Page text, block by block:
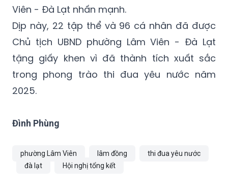
Viên - Đà Lạt nhấn mạnh.
Dịp này, 22 tập thể và 96 cá nhân đã được
Chủ tịch UBND phường Lâm Viên - Đà Lạt
tặng giấy khen vì đã thành tích xuất sắc
trong phong trào thi đua yêu nước năm
2025.
Đình Phùng
phường Lâm Viên lâm đồng
thi đua yêu nước
đà lạt
Hội nghị tổng kết